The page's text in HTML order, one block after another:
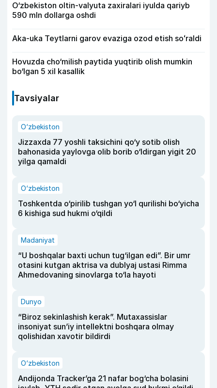
O‘zbekiston oltin-valyuta zaxiralari iyulda qariyb
590 mln dollarga oshdi
Aka-uka Teytlarni garov evaziga ozod etish soʻraldi
Hovuzda cho‘milish paytida yuqtirib olish mumkin
bo‘lgan 5 xil kasallik
Tavsiyalar
O‘zbekiston
Jizzaxda 77 yoshli taksichini qo‘y sotib olish
bahonasida yaylovga olib borib o‘ldirgan yigit 20
yilga qamaldi
O‘zbekiston
Toshkentda o‘pirilib tushgan yo‘l qurilishi bo‘yicha
6 kishiga sud hukmi o‘qildi
Madaniyat
“U boshqalar baxti uchun tug‘ilgan edi”. Bir umr
otasini kutgan aktrisa va dublyaj ustasi Rimma
Ahmedovaning sinovlarga to‘la hayoti
Dunyo
“Biroz sekinlashish kerak”. Mutaxassislar
insoniyat sun’iy intellektni boshqara olmay
qolishidan xavotir bildirdi
O‘zbekiston
Andijonda Tracker’ga 21 nafar bog‘cha bolasini